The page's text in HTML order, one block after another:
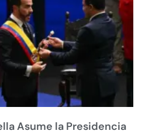
Asume la Presidencia